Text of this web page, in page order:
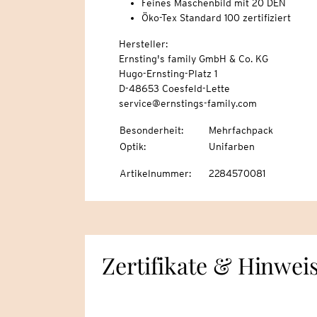
Feines Maschenbild mit 20 DEN
Öko-Tex Standard 100 zertifiziert
Hersteller:
Ernsting's family GmbH & Co. KG
Hugo-Ernsting-Platz 1
D-48653 Coesfeld-Lette
service@ernstings-family.com
Besonderheit:
Mehrfachpack
Optik: Unifarben
Artikelnummer: 2284570081
Zertifikate &